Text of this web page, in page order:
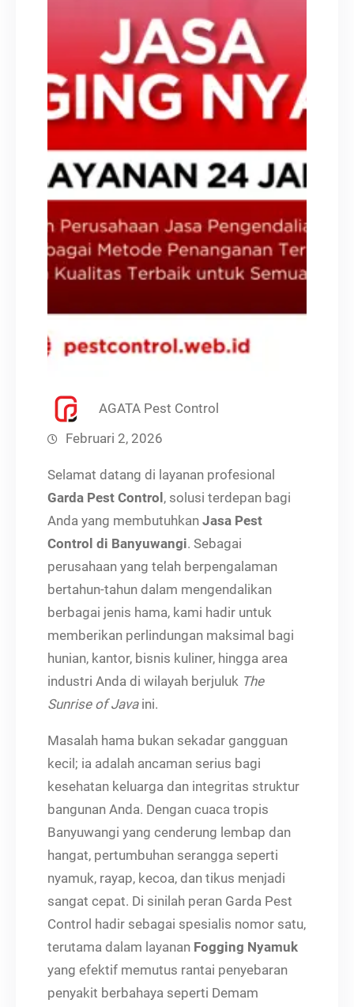
AGATA Pest Control
Februari 2, 2026
Selamat datang di layanan profesional
Garda Pest Control , solusi terdepan bagi
Anda yang membutuhkan Jasa Pest
Control di Banyuwangi. Sebagai
perusahaan yang telah berpengalaman
bertahun-tahun dalam mengendalikan
berbagai jenis hama, kami hadir untuk
memberikan perlindungan maksimal bagi
hunian, kantor, bisnis kuliner, hingga area
industri Anda di wilayah berjuluk The
Sunrise of Javaini.
Masalah hama bukan sekadar gangguan
kecil; ia adalah ancaman serius bagi
kesehatan keluarga dan integritas struktur
bangunan Anda. Dengan cuaca tropis
Banyuwangi yang cenderung lembap dan
hangat, pertumbuhan serangga seperti
nyamuk, rayap, kecoa, dan tikus menjadi
sangat cepat. Di sinilah peran Garda Pest
Control hadir sebagai spesialis nomor satu,
terutama dalam layanan Fogging Nyamuk
yang efektif memutus rantai penyebaran
penyakit berbahaya seperti Demam